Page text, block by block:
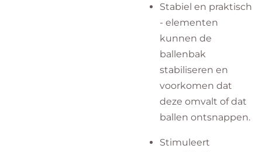
Stabiel en praktisch
- elementen
kunnen de
ballenbak
stabiliseren en
voorkomen dat
deze omvalt of dat
ballen ontsnappen.
Stimuleert